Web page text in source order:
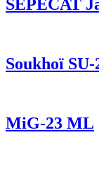
SEPECAT
Soukhoï
MiG-23 ML